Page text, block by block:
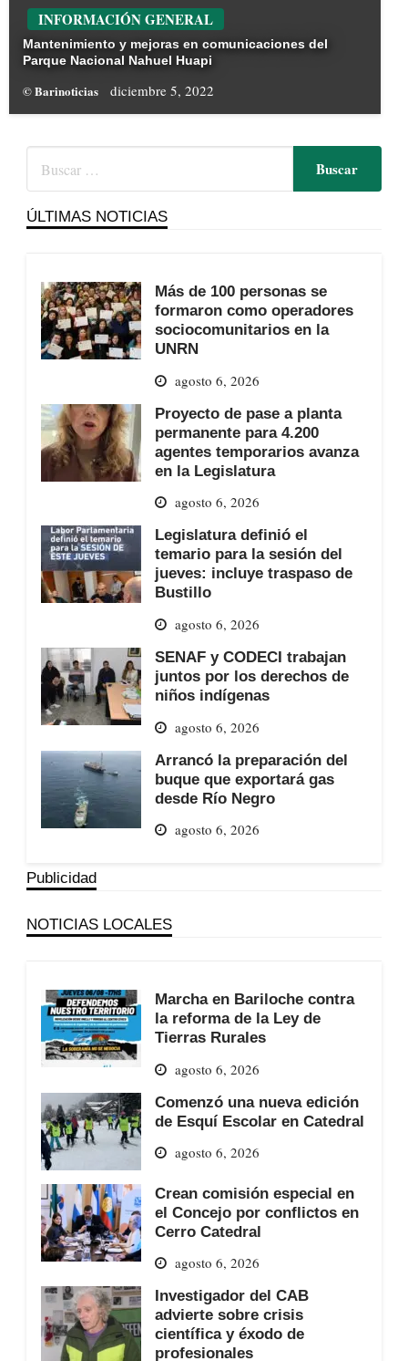
INFORMACIÓN GENERAL
Mantenimiento y mejoras en comunicaciones del
Parque Nacional Nahuel Huapi
© Barinoticias diciembre 5, 2022
ÚLTIMAS NOTICIAS
Más de 100 personas se
formaron como operadores
sociocomunitarios en la
UNRN
agosto 6, 2026
Proyecto de pase a planta
permanente para 4.200
agentes temporarios avanza
en la Legislatura
agosto 6, 2026
Legislatura definió el
temario para la sesión del
jueves: incluye traspaso de
Bustillo
agosto 6, 2026
SENAF y CODECI trabajan
juntos por los derechos de
niños indígenas
agosto 6, 2026
Arrancó la preparación del
buque que exportará gas
desde Río Negro
agosto 6, 2026
Publicidad
NOTICIAS LOCALES
Marcha en Bariloche contra
la reforma de la Ley de
Tierras Rurales
agosto 6, 2026
Comenzó una nueva edición
de Esquí Escolar en Catedral
agosto 6, 2026
Crean comisión especial en
el Concejo por conflictos en
Cerro Catedral
agosto 6, 2026
Investigador del CAB
advierte sobre crisis
científica y éxodo de
profesionales